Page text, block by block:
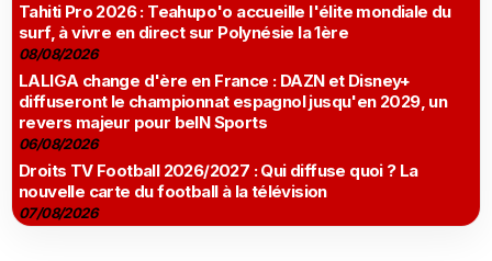
Tahiti Pro 2026 : Teahupo'o accueille l'élite mondiale du
surf, à vivre en direct sur Polynésie la 1ère
08/08/2026
LALIGA change d'ère en France : DAZN et Disney+
diffuseront le championnat espagnol jusqu'en 2029, un
revers majeur pour beIN Sports
06/08/2026
Droits TV Football 2026/2027 : Qui diffuse quoi ? La
nouvelle carte du football à la télévision
07/08/2026